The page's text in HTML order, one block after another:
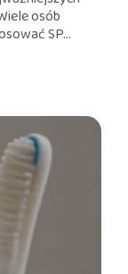
osób
SP...